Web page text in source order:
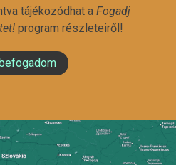
tájékozódhat a Fogadj
program részleteiről!